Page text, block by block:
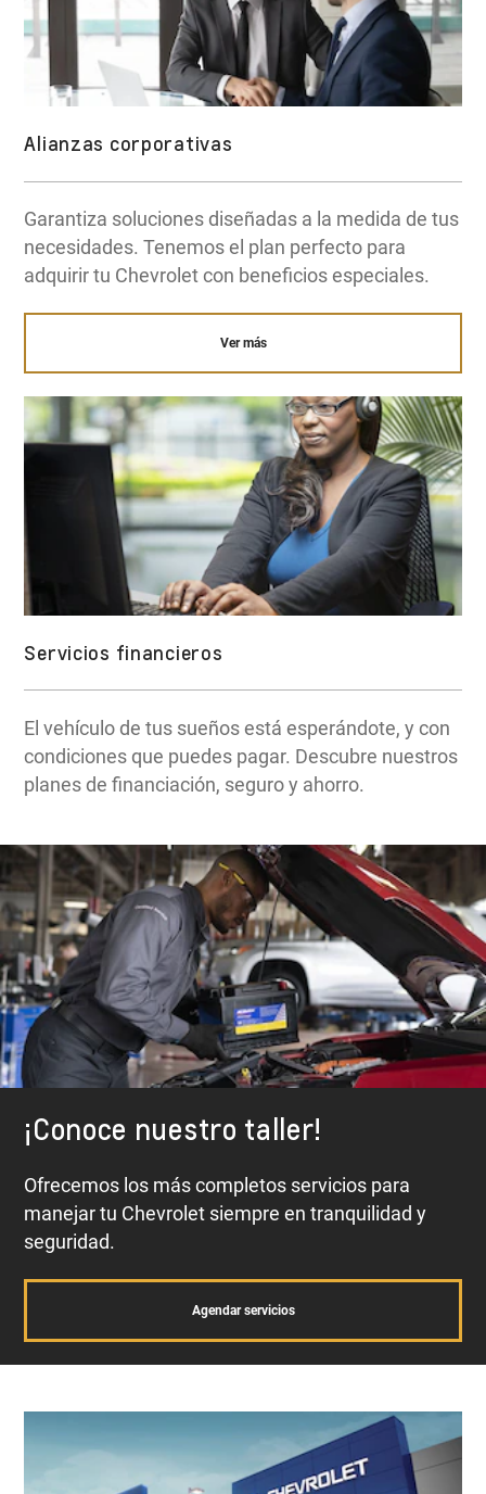
Alianzas corporativas
Garantiza soluciones diseñadas a la medida de tus
necesidades. Tenemos el plan perfecto para
adquirir tu Chevrolet con beneficios especiales.
Ver más
Servicios financieros
El vehículo de tus sueños está esperándote, y con
condiciones que puedes pagar. Descubre nuestros
planes de financiación, seguro y ahorro.
¡Conoce nuestro taller!
Ofrecemos los más completos servicios para
manejar tu Chevrolet siempre en tranquilidad y
seguridad.
Agendar servicios